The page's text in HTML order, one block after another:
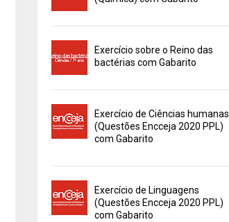
Exercício sobre o Reino das
bactérias com Gabarito
Exercício de Ciências humanas
(Questões Encceja 2020 PPL)
com Gabarito
Exercício de Linguagens
(Questões Encceja 2020 PPL)
com Gabarito